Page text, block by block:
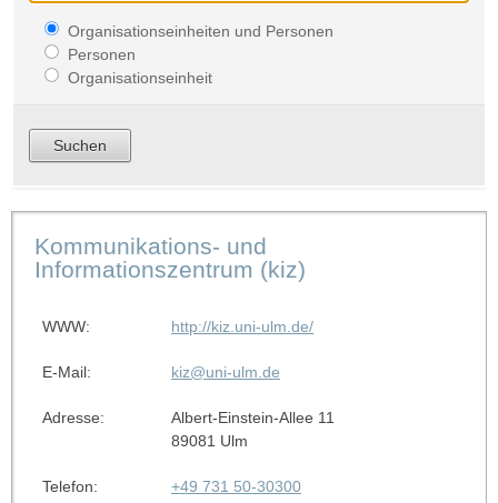
Organisationseinheiten und Personen
Personen
Organisationseinheit
Kommunikations- und
Informationszentrum (kiz)
WWW: http://kiz.uni-ulm.de/
E-Mail: kiz@uni-ulm.de
Adresse:
Albert-Einstein-Allee 11
89081 Ulm
Telefon: +49 731 50-30300